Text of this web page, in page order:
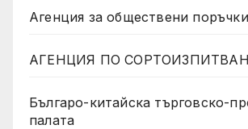
Агенция за обществени поръчки
АГЕНЦИЯ ПО
Българо-китайска търговско-
палата